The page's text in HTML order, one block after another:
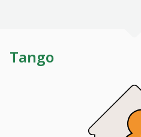
Tango